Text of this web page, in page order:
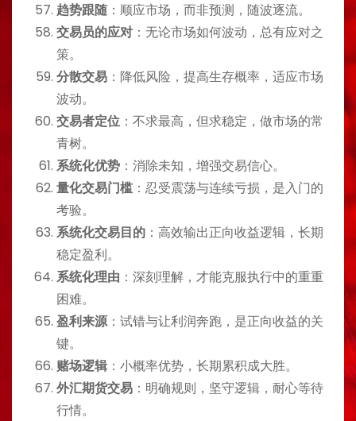
趋势跟随 ：顺应市场，而非预测，随波逐流。
交易员的应对 ：无论市场如何波动，总有应对之
策。
分散交易 ：降低风险，提高生存概率，适应市场
波动。
交易者定位 ：不求最高，但求稳定，做市场的常
青树。
系统化优势 ：消除未知，增强交易信心。
量化交易门槛 ：忍受震荡与连续亏损，是入门的
考验。
系统化交易目的 ：高效输出正向收益逻辑，长期
稳定盈利。
系统化理由 ：深刻理解，才能克服执行中的重重
困难。
盈利来源：试错与让利润奔跑，是正向收益的关
键。
赌场逻辑 ：小概率优势，长期累积成大胜。
外汇期货交易 ：明确规则，坚守逻辑，耐心等待
行情。